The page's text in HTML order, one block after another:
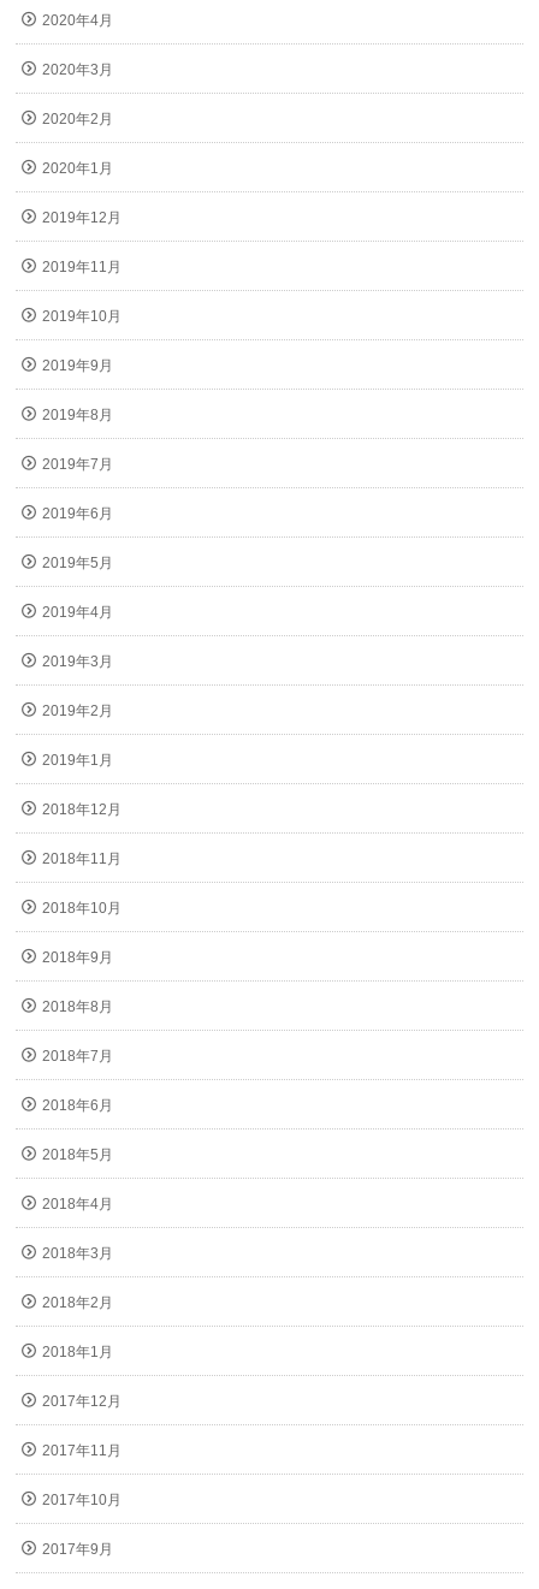
2020年4月
2020年3月
2020年2月
2020年1月
2019年12月
2019年11月
2019年10月
2019年9月
2019年8月
2019年7月
2019年6月
2019年5月
2019年4月
2019年3月
2019年2月
2019年1月
2018年12月
2018年11月
2018年10月
2018年9月
2018年8月
2018年7月
2018年6月
2018年5月
2018年4月
2018年3月
2018年2月
2018年1月
2017年12月
2017年11月
2017年10月
2017年9月